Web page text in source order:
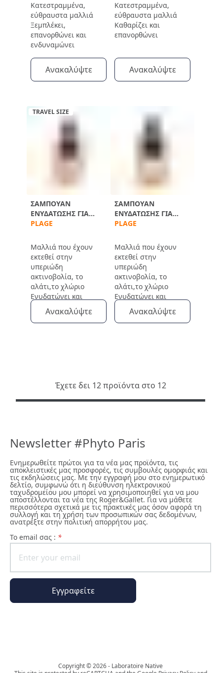
Κατεστραμμένα,
εύθραυστα μαλλιά
Ξεμπλέκει,
επανορθώνει και
ενδυναμώνει
Ανακαλύψτε
Κατεστραμμένα,
εύθραυστα μαλλιά
Καθαρίζει και
επανορθώνει
Ανακαλύψτε
TRAVEL SIZE
ΣΑΜΠΟΥΆΝ
ΕΝΥΔΆΤΩΣΗΣ ΓΙΑ
ΜΕΤΆ ΤΟΝ ΉΛΙΟ
PLAGE
Μαλλιά που έχουν
εκτεθεί στην
υπεριώδη
ακτινοβολία, το
αλάτι,το χλώριο
Ενυδατώνει και
απομακρύνει τα
υπολλείματα
Ανακαλύψτε
ΣΑΜΠΟΥΆΝ
ΕΝΥΔΆΤΩΣΗΣ ΓΙΑ
ΜΕΤΆ ΤΟΝ ΉΛΙΟ
PLAGE
Μαλλιά που έχουν
εκτεθεί στην
υπεριώδη
ακτινοβολία, το
αλάτι,το χλώριο
Ενυδατώνει και
απομακρύνει τα
υπολλείματα
Ανακαλύψτε
Έχετε δει 12 προϊόντα στο 12
Newsletter #Phyto Paris
Ενημερωθείτε πρώτοι για τα νέα μας προϊόντα, τις
αποκλειστικές μας προσφορές, τις συμβουλές ομορφιάς και
τις εκδηλώσεις μας. Με την εγγραφή μου στο ενημερωτικό
δελτίο, συμφωνώ ότι η διεύθυνση ηλεκτρονικού
ταχυδρομείου μου μπορεί να χρησιμοποιηθεί για να μου
αποστέλλονται τα νέα της Roger&Gallet. Για να μάθετε
περισσότερα σχετικά με τις πρακτικές μας όσον αφορά τη
συλλογή και τη χρήση των προσωπικών σας δεδομένων,
ανατρέξτε στην πολιτική απορρήτου μας.
To email σας : *
Εγγραφείτε
Copyright © 2026 - Laboratoire Native